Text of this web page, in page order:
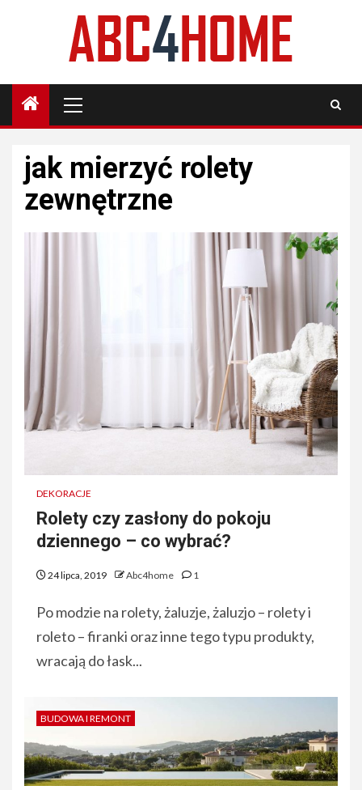
Menu
jak mierzyć rolety
zewnętrzne
DEKORACJE
Rolety czy zasłony do pokoju
dziennego – co wybrać?
24 lipca, 2019 Abc4home 1
Po modzie na rolety, żaluzje, żaluzjo – rolety i
roleto – firanki oraz inne tego typu produkty,
wracają do łask...
BUDOWA I REMONT